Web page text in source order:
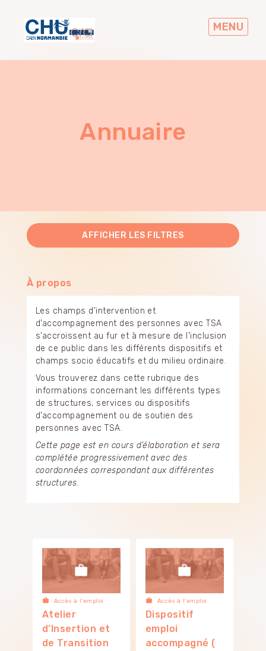
MENU
Annuaire
Accès à l'emploi
Atelier
d’Insertion et
de Transition
Accès à l'emploi
Dispositif
emploi
accompagné (
AFFICHER LES FILTRES
À propos
Les champs d’intervention et
d’accompagnement des personnes avec TSA
s’accroissent au fur et à mesure de l’inclusion
de ce public dans les différents dispositifs et
champs socio éducatifs et du milieu ordinaire.
Vous trouverez dans cette rubrique des
informations concernant les différents types
de structures, services ou dispositifs
d’accompagnement ou de soutien des
personnes avec TSA.
Cette page est en cours d’élaboration et sera
complétée progressivement avec des
coordonnées correspondant aux différentes
structures.